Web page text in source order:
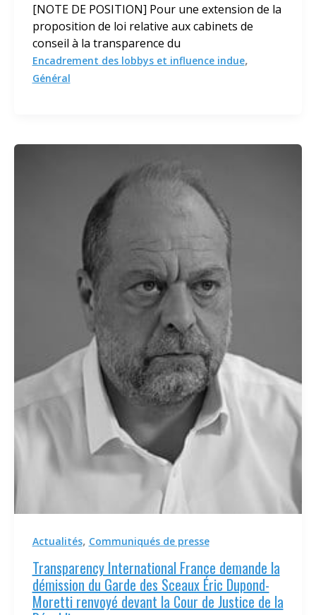
[NOTE DE POSITION] Pour une extension de la
proposition de loi relative aux cabinets de
conseil à la transparence du
Encadrement des lobbys et influence indue,
Général
Actualités, Communiqués de presse
Transparency International France demande la
démission du Garde des Sceaux Éric Dupond-
Moretti renvoyé devant la Cour de Justice de la